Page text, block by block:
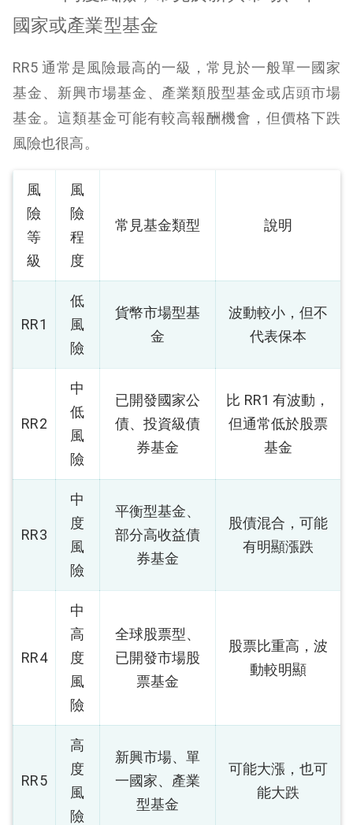
國家或產業型基金
RR5 通常是風險最高的一級，常見於一般單一國家
基金、新興市場基金、產業類股型基金或店頭市場
基金。這類基金可能有較高報酬機會，但價格下跌
風險也很高。
風
險
等
級
風
險
程
度
常見基金類型 說明
RR1
低
風
險
貨幣市場型基
金
波動較小，但不
代表保本
RR2
中
低
風
險
已開發國家公
債、投資級債
券基金
比 RR1 有波動，
但通常低於股票
基金
RR3
中
度
風
險
平衡型基金、
部分高收益債
券基金
股債混合，可能
有明顯漲跌
RR4
中
高
度
風
險
全球股票型、
已開發市場股
票基金
股票比重高，波
動較明顯
RR5
高
度
風
險
新興市場、單
一國家、產業
型基金
可能大漲，也可
能大跌